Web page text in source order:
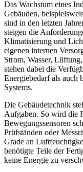
Das Wachstum eines
Gebäuden,
sind in den letzten
steigen die
Klimatisierung und
eigenen internen
Strom, Wasser,
stehen dabei die
Energiebedarf als auch
Systems.
Die Gebäudetechnik
Aufgaben. So wird die
Bewegungssensoren
Prüfständen oder
Grade an
benötigte Teile der
keine Energie zu